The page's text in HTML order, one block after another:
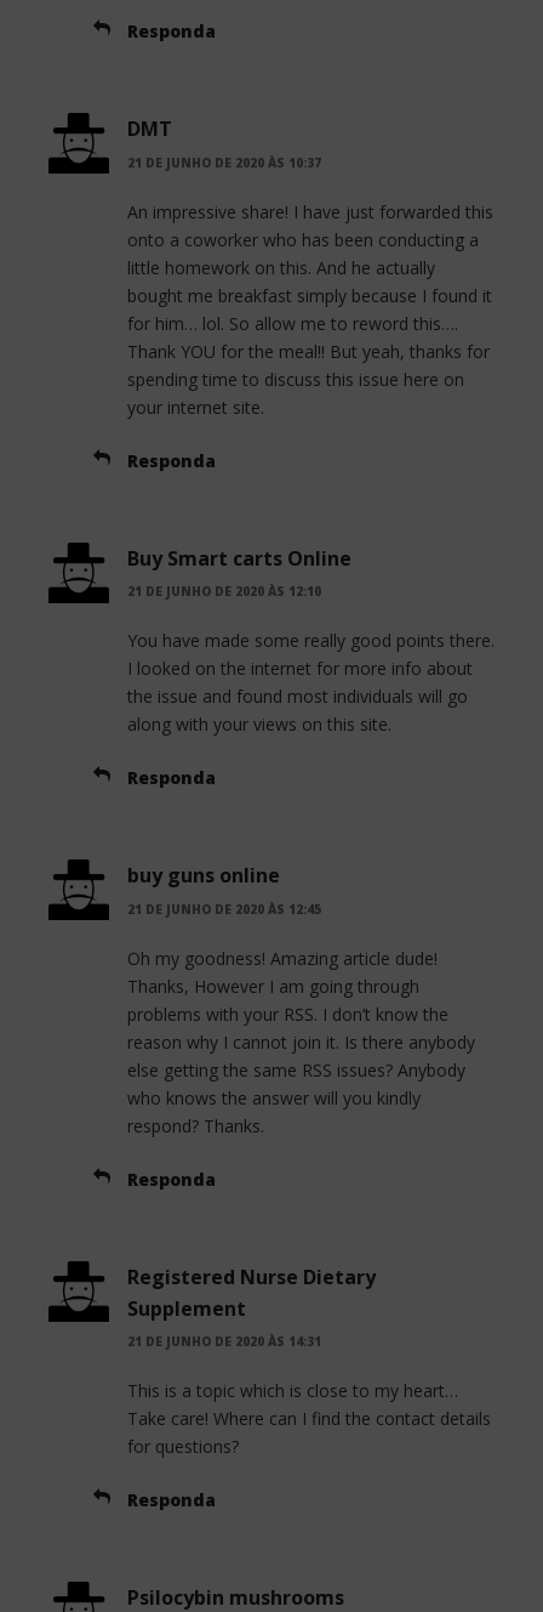
Responda
DMT
21 DE JUNHO DE 2020 ÀS 10:37
An impressive share! I have just forwarded this
onto a coworker who has been conducting a
little homework on this. And he actually
bought me breakfast simply because I found it
for him… lol. So allow me to reword this….
Thank YOU for the meal!! But yeah, thanks for
spending time to discuss this issue here on
your internet site.
Responda
Buy Smart carts Online
21 DE JUNHO DE 2020 ÀS 12:10
You have made some really good points there.
I looked on the internet for more info about
the issue and found most individuals will go
along with your views on this site.
Responda
buy guns online
21 DE JUNHO DE 2020 ÀS 12:45
Oh my goodness! Amazing article dude!
Thanks, However I am going through
problems with your RSS. I don’t know the
reason why I cannot join it. Is there anybody
else getting the same RSS issues? Anybody
who knows the answer will you kindly
respond? Thanks.
Responda
Registered Nurse Dietary
Supplement
21 DE JUNHO DE 2020 ÀS 14:31
This is a topic which is close to my heart…
Take care! Where can I find the contact details
for questions?
Responda
Psilocybin mushrooms